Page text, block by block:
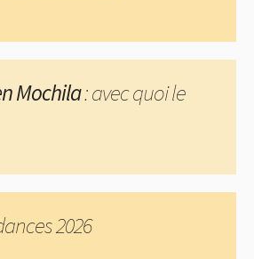
Mochila: avec quoi le
2026